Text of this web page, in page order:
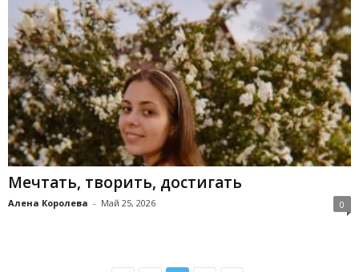
Мечтать, творить, достигать
Алена Королева - Май 25, 2026 0